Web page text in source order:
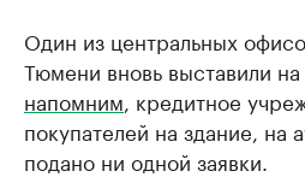
Один из центральных
Тюмени вновь выставили
напомним , кредитное
покупателей на здание, на
подано ни одной заявки.